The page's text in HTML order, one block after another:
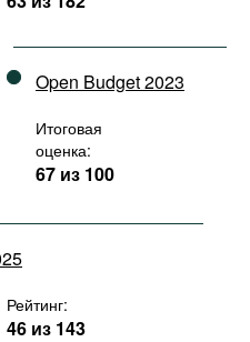
Open Budget 2023
Итоговая
оценка:
67 из 100
Рейтинг:
46 из 143